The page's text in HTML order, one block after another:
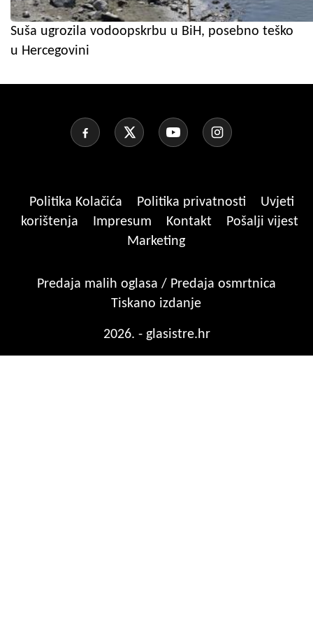
Suša ugrozila vodoopskrbu u BiH, posebno teško
u Hercegovini
Politika Kolačića Politika privatnosti
Uvjeti
korištenja
Impresum Kontakt
Pošalji vijest
Marketing
Predaja malih oglasa / Predaja osmrtnica
Tiskano izdanje
2026. - glasistre.hr